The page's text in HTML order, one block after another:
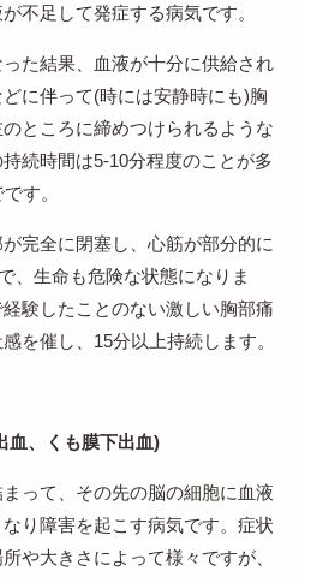
不足して発症する病気です。
た結果、血液が十分に供給され
に伴って(時には安静時にも)胸
ところに締めつけられるような
続時間は5-10分程度のことが多
す。
完全に閉塞し、心筋が部分的に
、生命も危険な状態になりま
験したことのない激しい胸部痛
を催し、 15分以上持続します。
血、くも膜下出血)
って、その先の脳の細胞に血液
り障害を起こす病気です。症状
や大きさによって様々ですが、